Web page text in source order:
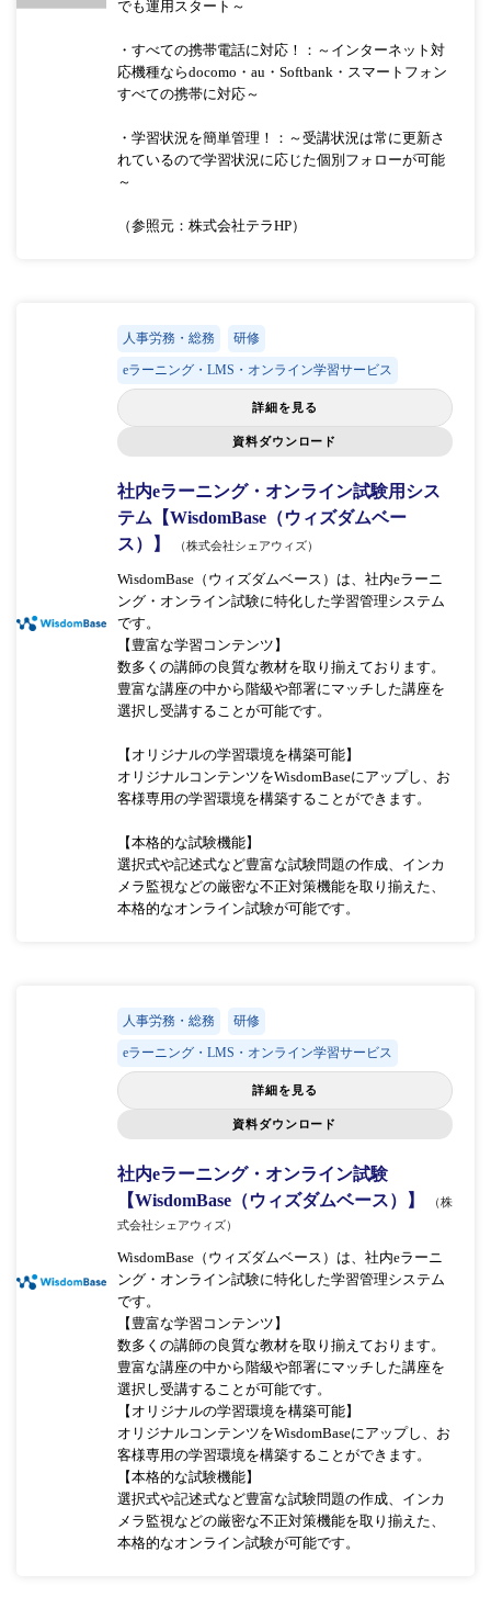
でも運用スタート～
・すべての携帯電話に対応！：～インターネット対
応機種ならdocomo・au・Softbank・スマートフォン
すべての携帯に対応～
・学習状況を簡単管理！：～受講状況は常に更新さ
れているので学習状況に応じた個別フォローが可能
～
（参照元：株式会社テラHP）
人事労務・総務 研修
eラーニング・LMS・オンライン学習サービス
詳細を見る
資料ダウンロード
社内eラーニング・オンライン試験用シス
テム【WisdomBase（ウィズダムベー
ス）】
（株式会社シェアウィズ）
WisdomBase（ウィズダムベース）は、社内eラーニ
ング・オンライン試験に特化した学習管理システム
です。
【豊富な学習コンテンツ】
数多くの講師の良質な教材を取り揃えております。
豊富な講座の中から階級や部署にマッチした講座を
選択し受講することが可能です。
【オリジナルの学習環境を構築可能】
オリジナルコンテンツをWisdomBaseにアップし、お
客様専用の学習環境を構築することができます。
【本格的な試験機能】
選択式や記述式など豊富な試験問題の作成、インカ
メラ監視などの厳密な不正対策機能を取り揃えた、
本格的なオンライン試験が可能です。
人事労務・総務 研修
eラーニング・LMS・オンライン学習サービス
詳細を見る
資料ダウンロード
社内eラーニング・オンライン試験
【WisdomBase（ウィズダムベース）】
（株
式会社シェアウィズ）
WisdomBase（ウィズダムベース）は、社内eラーニ
ング・オンライン試験に特化した学習管理システム
です。
【豊富な学習コンテンツ】
数多くの講師の良質な教材を取り揃えております。
豊富な講座の中から階級や部署にマッチした講座を
選択し受講することが可能です。
【オリジナルの学習環境を構築可能】
オリジナルコンテンツをWisdomBaseにアップし、お
客様専用の学習環境を構築することができます。
【本格的な試験機能】
選択式や記述式など豊富な試験問題の作成、インカ
メラ監視などの厳密な不正対策機能を取り揃えた、
本格的なオンライン試験が可能です。